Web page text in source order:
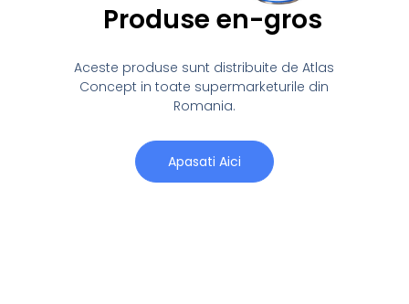
Produse en-gros
Aceste produse sunt distribuite de Atlas
Concept in toate supermarketurile din
Romania.
Apasati Aici